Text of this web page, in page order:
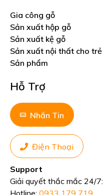
Gia công gỗ
Sản xuất hộp gỗ
Sản xuất kệ gỗ
Sản xuất nội thất cho trẻ
Sản phẩm
Hỗ Trợ
Nhắn Tin
Điện Thoại
Support
Giải quyết thắc mắc 24/7:
Hotline: 0933 179 719